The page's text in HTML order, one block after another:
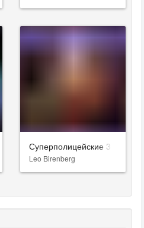
Девятый джедай
Суперполицейские 3
Leo Birenberg